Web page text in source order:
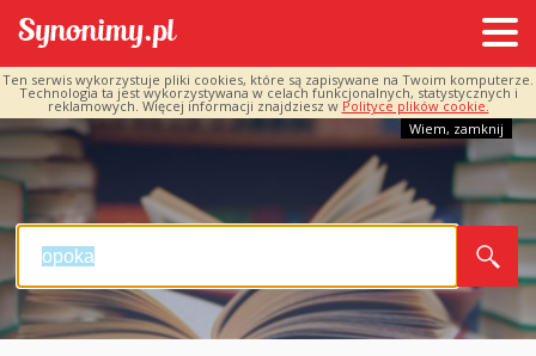
Ten serwis wykorzystuje pliki cookies, które są zapisywane na Twoim komputerze.
Technologia ta jest wykorzystywana w celach funkcjonalnych, statystycznych i
reklamowych. Więcej informacji znajdziesz w Polityce plików cookie.
Wiem, zamknij